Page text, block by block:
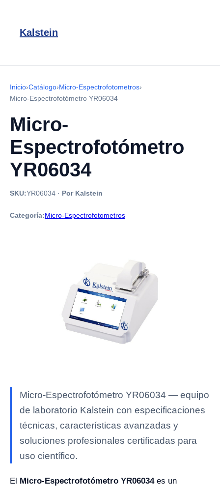
Kalstein
Inicio›Catálogo›Micro-Espectrofotometros›
Micro-Espectrofotómetro YR06034
Micro-
Espectrofotómetro
YR06034
SKU:YR06034 · Por Kalstein
Categoría:Micro-Espectrofotometros
Micro-Espectrofotómetro YR06034 — equipo
de laboratorio Kalstein con especificaciones
técnicas, características avanzadas y
soluciones profesionales certificadas para
uso científico.
El Micro-Espectrofotómetro YR06034es un